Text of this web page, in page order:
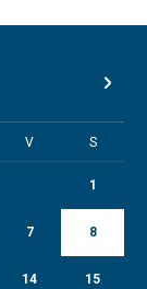
V S
1
7 8
14 15